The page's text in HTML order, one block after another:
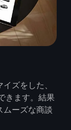
ズをした、
きます。結果
ムーズな商談